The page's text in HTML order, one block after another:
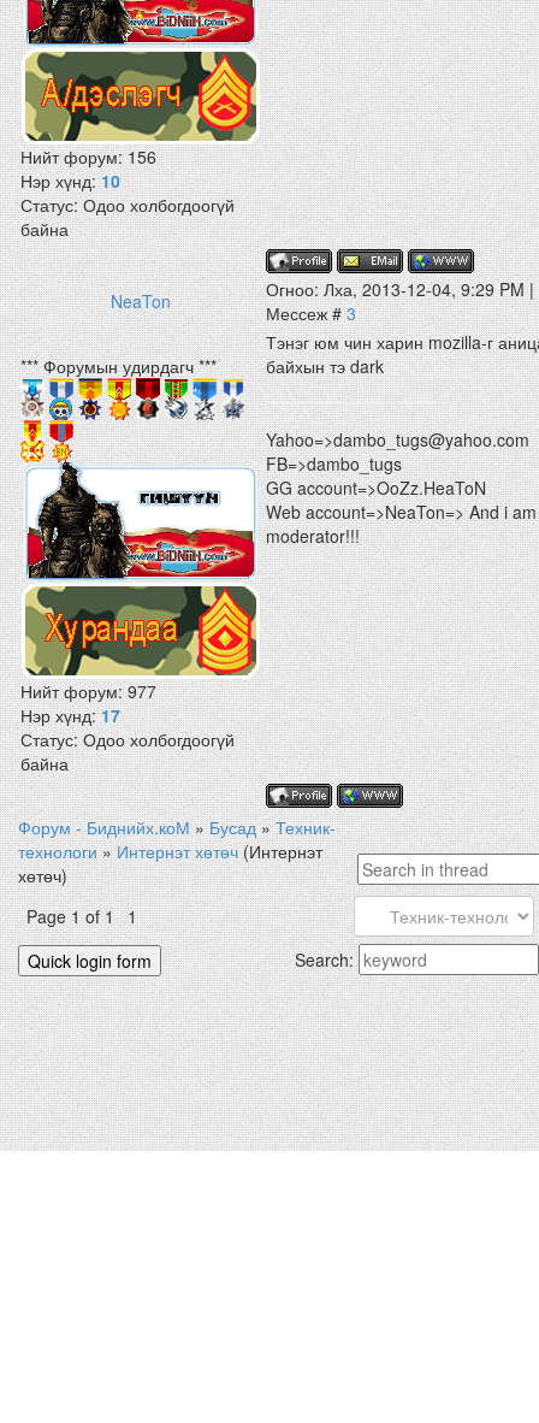
Нийт форум:156
Нэр хүнд:10
Статус:Одоо холбогдоогүй
байна
NeaTon
Огноо: Лха, 2013-12-04, 9:29 PM |
Мессеж #3
*** Форумын удирдагч ***
Нийт форум:977
Нэр хүнд:17
Статус:Одоо холбогдоогүй
байна
Тэнэг юм чин харин mozilla-г
байхын тэ dark
Yahoo=>dambo_tugs@yahoo.com
FB=>dambo_tugs
GG account=>OoZz.HeaToN
Web account=>NeaTon=> And i am
moderator!!!
Форум - Биднийх.коМ » Бусад » Техник-
технологи » Интернэт хөтөч (Интернэт
хөтөч)
Page1of1 1
Search: